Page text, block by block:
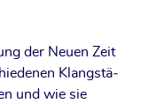
der Neu­en Zeit
Klang­stä­
und wie sie